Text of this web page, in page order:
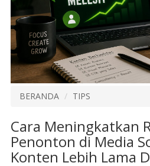
BERANDA TIPS
Cara Meningkatkan
Penonton di Media
Konten Lebih Lama